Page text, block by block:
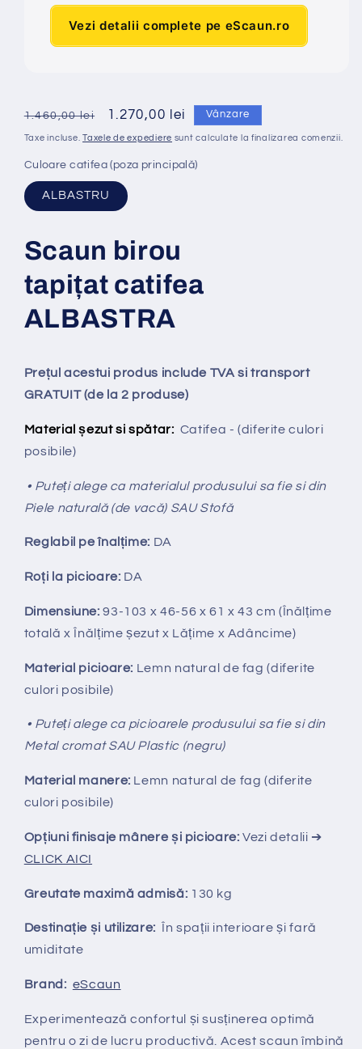
Vezi detalii complete pe eScaun.ro
Preț
obișnuit
1.460,00 lei
Preț
redus
1.270,00 lei Vânzare
Taxe incluse.Taxele de expediere sunt calculate la finalizarea comenzii.
Culoare catifea (poza principală)
ALBASTRU
Scaun birou
tapițat catifea
ALBASTRA
Prețul acestui produs include TVA si transport
GRATUIT (de la 2 produse)
Material șezut si spătar: Catifea - (diferite culori
posibile)
• Puteți alege ca materialul produsului sa fie si din
Piele naturală (de vacă) SAU Stofă
Reglabil peînal țime: DA
Roți la picioare: DA
Dimensiune:93-103 x 46-56 x 61 x 43 cm (Înălțime
totală x Înălțimeșezut x Lățime x Adâncime)
Material picioare: Lemn natural de fag(diferite
culori posibile)
• Puteți alege ca picioarele produsului sa fie si din
Metal cromat SAU Plastic (negru)
Material manere: Lemn natural de fag (diferite
culori posibile)
Opțiuni finisaje mânere și picioare:Vezi detalii ➔
CLICK AICI
Greutate maximă admisă: 130 kg
Destinație și utilizare: În spații interioare și fară
umiditate
Brand: eScaun
Experimentează confortul și susținerea optimă
pentru o zi de lucru productivă. Acest scaun îmbină